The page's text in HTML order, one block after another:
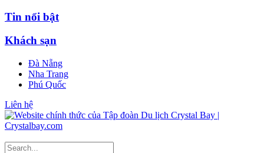
Tin nổi bật
Khách sạn
Đà Nẵng
Nha Trang
Phú Quốc
Liên hệ